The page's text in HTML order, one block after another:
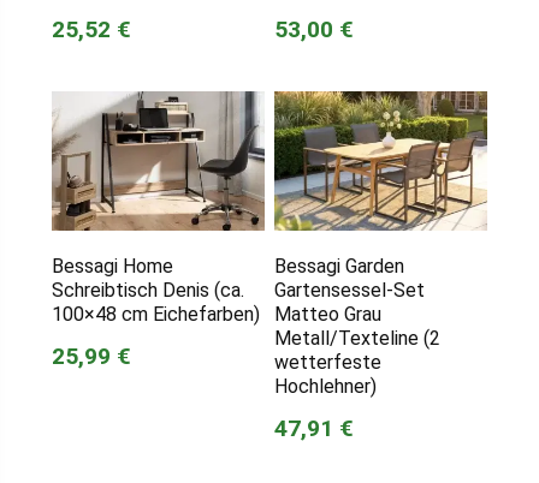
25,52 € 53,00 €
Bessagi Home
Schreibtisch Denis (ca.
100×48 cm Eichefarben)
25,99 €
Bessagi Garden
Gartensessel-Set
Matteo Grau
Metall/Texteline (2
wetterfeste
Hochlehner)
47,91 €